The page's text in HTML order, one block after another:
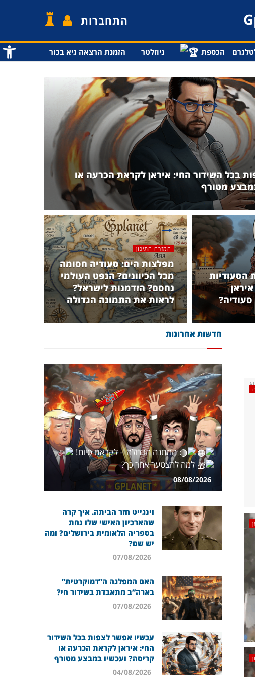
פתח
התחברות
הכספת ניוזלטר הזמנת הרצאה גיא בכור
בכל השידור החי: איראן לקראת הכרעה או
מטורף
המזרח התיכון
מפלצות הים: סעודיה חסומה
מכל הכיוונים? הנפט העולמי
נחסם? הזדמנות לישראל?
לראות את התמונה הגדולה
הסעודיות
חדשות אחרונות
המתנה הגדולה – לקראת סיום!
למה להצטער אחר כך?
וינגייט חזר הביתה. איך קרה
שהארכיון האישי שלו נחת
בספריה הלאומית בירושלים? ומה
יש שם?
האם המפלגה ה”דמוקרטית”
בארה”ב מתאבדת בשידור חי?
עכשיו אפשר לצפות בכל השידור
החי: איראן לקראת הכרעה או
קריסה? ועכשיו במבצע מטורף